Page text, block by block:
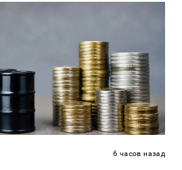
6 часов назад